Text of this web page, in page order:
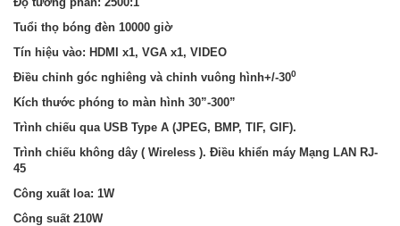
Tuổi thọ bóng đèn 10000 giờ
Tín hiệu vào: HDMI x1, VGA x1, VIDEO
Điều chỉnh góc nghiêng và chỉnh vuông hình+/-300
Kích thước phóng to màn hình 30”-300”
Trình chiếu qua USB Type A (JPEG, BMP, TIF, GIF).
Trình chiếu không dây ( Wireless ). Điều khiển máy Mạng LAN RJ-
45
Công xuất loa: 1W
Công suất 210W